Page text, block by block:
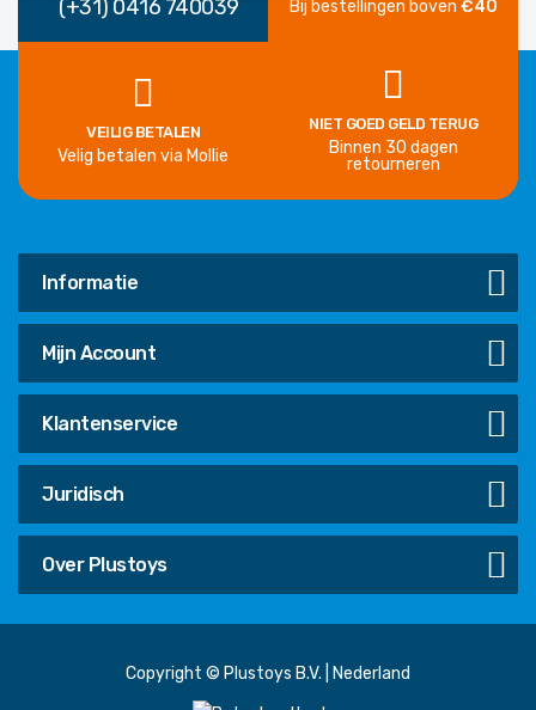
(+31) 0416 740039 Bij bestellingen boven €40
VEILIG BETALEN
Velig betalen via Mollie
NIET GOED GELD TERUG
Binnen 30 dagen
retourneren
Informatie
Mijn Account
Klantenservice
Juridisch
Over Plustoys
Copyright © Plustoys B.V. | Nederland